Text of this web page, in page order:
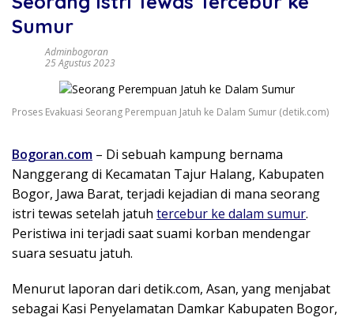
Sumur
Adminbogoran
25 Agustus 2023
Proses Evakuasi Seorang Perempuan Jatuh ke Dalam Sumur (detik.com)
Bogoran.com – Di sebuah kampung bernama
Nanggerang di Kecamatan Tajur Halang, Kabupaten
Bogor, Jawa Barat, terjadi kejadian di mana seorang
istri tewas setelah jatuh tercebur ke dalam sumur.
Peristiwa ini terjadi saat suami korban mendengar
suara sesuatu jatuh.
Menurut laporan dari detik.com, Asan, yang menjabat
sebagai Kasi Penyelamatan Damkar Kabupaten Bogor,